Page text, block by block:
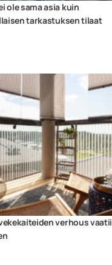
ole sama asia kuin
tarkastuksen tilaat
verhous vaatii